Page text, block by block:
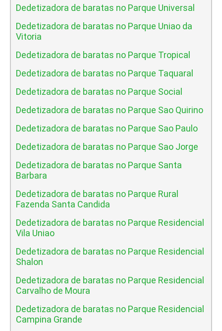
Dedetizadora de baratas no Parque Universal
Dedetizadora de baratas no Parque Uniao da
Vitoria
Dedetizadora de baratas no Parque Tropical
Dedetizadora de baratas no Parque Taquaral
Dedetizadora de baratas no Parque Social
Dedetizadora de baratas no Parque Sao Quirino
Dedetizadora de baratas no Parque Sao Paulo
Dedetizadora de baratas no Parque Sao Jorge
Dedetizadora de baratas no Parque Santa
Barbara
Dedetizadora de baratas no Parque Rural
Fazenda Santa Candida
Dedetizadora de baratas no Parque Residencial
Vila Uniao
Dedetizadora de baratas no Parque Residencial
Shalon
Dedetizadora de baratas no Parque Residencial
Carvalho de Moura
Dedetizadora de baratas no Parque Residencial
Campina Grande